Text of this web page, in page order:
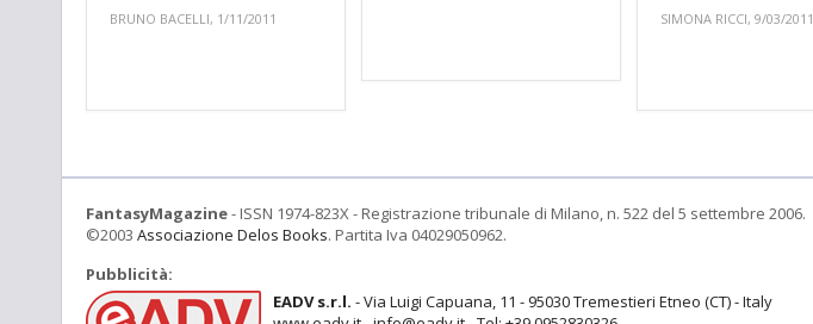
BRUNO BACELLI, 1/11/2011 SIMONA RICCI, 9/03/2011
FantasyMagazine- ISSN 1974-823X - Registrazione tribunale di Milano, n. 522 del 5 settembre 2006.
©2003 Associazione Delos Books. Partita Iva 04029050962.
Pubblicità:
EADV s.r.l. - Via Luigi Capuana, 11 - 95030 Tremestieri Etneo (CT) - Italy